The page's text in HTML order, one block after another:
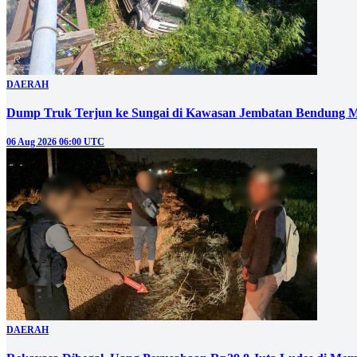
DAERAH
Dump Truk Terjun ke Sungai di Kawasan Jembatan Bendung
06 Aug 2026 06:00 UTC
DAERAH